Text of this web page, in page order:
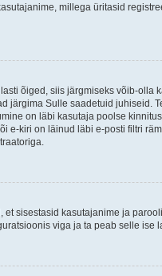
millega üritasid
õiged, siis järgmiseks võib-
järgima Sulle saadetuid
on läbi kasutaja poolse
e-kiri on läinud läbi e-posti filtri
sisestasid kasutajanime ja
viga ja ta peab selle ise